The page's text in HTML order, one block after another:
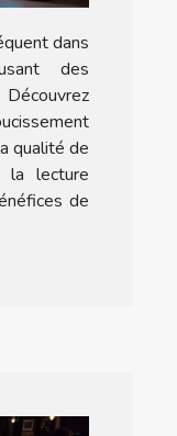
l'eau
dans
des
qualité de
la lecture
de